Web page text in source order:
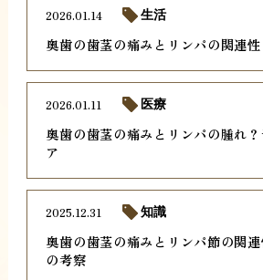
奥歯の歯茎の痛みとリンパの関連性
2026.01.14 生活
奥歯の歯茎の痛みとリンパの腫れ
ア
2026.01.11 医療
奥歯の歯茎の痛みとリンパ節の関
の考察
2025.12.31 知識